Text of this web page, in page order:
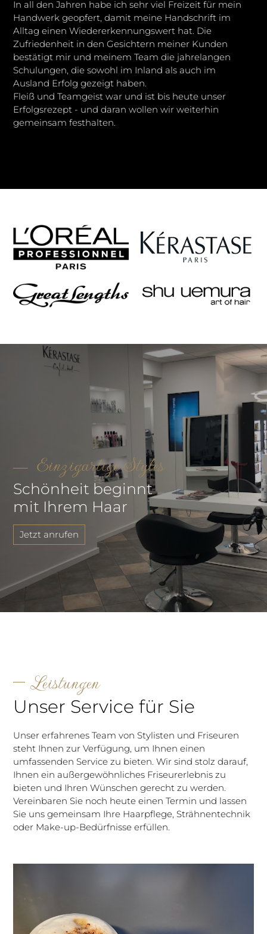
In all den Jahren habe ich sehr viel Freizeit für mein
Handwerk geopfert, damit meine Handschrift im
Alltag einen Wiedererkennungswert hat. Die
Zufriedenheit in den Gesichtern meiner Kunden
bestätigt mir und meinem Team die jahrelangen
Schulungen, die sowohl im Inland als auch im
Ausland Erfolg gezeigt haben.
Fleiß und Teamgeist war und ist bis heute unser
Erfolgsrezept - und daran wollen wir weiterhin
gemeinsam festhalten.
Einzigartige Styles
Schönheit beginnt
mit Ihrem Haar
Jetzt anrufen
Leistungen
Unser Service für Sie
Unser erfahrenes Team von Stylisten und Friseuren
steht Ihnen zur Verfügung, um Ihnen einen
umfassenden Service zu bieten. Wir sind stolz darauf,
Ihnen ein außergewöhnliches Friseurerlebnis zu
bieten und Ihren Wünschen gerecht zu werden.
Vereinbaren Sie noch heute einen Termin und lassen
Sie uns gemeinsam Ihre Haarpflege, Strähnentechnik
oder Make-up-Bedürfnisse erfüllen.